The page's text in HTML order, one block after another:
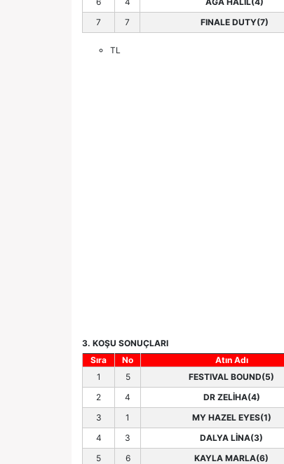
7
7 FINALE DUTY(7)
TL
3. KOŞU SONUÇLARI
Sıra
No Atın Adı
1
5 FESTIVAL BOUND(5)
2
4 DR ZELİHA(4)
3
1 MY HAZEL EYES(1)
4
3 DALYA LİNA(3)
5
6 KAYLA MARLA(6)